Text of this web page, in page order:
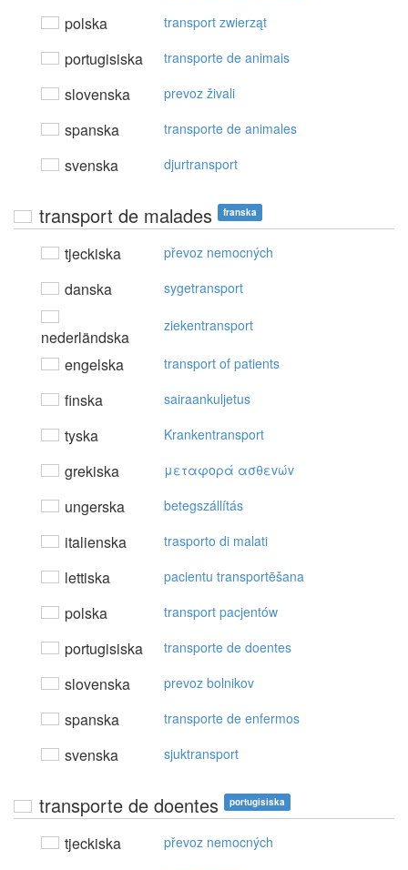
polska transport zwierząt
portugisiska transporte de animais
slovenska prevoz živali
spanska transporte de animales
svenska djurtransport
transport de malades franska
tjeckiska převoz nemocných
danska sygetransport
nederländska
ziekentransport
engelska transport of patients
finska sairaankuljetus
tyska Krankentransport
grekiska μεταφoρά ασθεvώv
ungerska betegszállítás
italienska trasporto di malati
lettiska pacientu transportēšana
polska transport pacjentów
portugisiska transporte de doentes
slovenska prevoz bolnikov
spanska transporte de enfermos
svenska sjuktransport
transporte de doentes portugisiska
tjeckiska převoz nemocných